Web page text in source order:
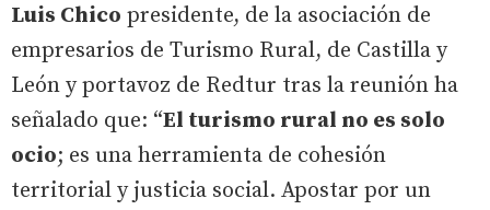
Luis Chico presidente, de la asociación de
empresarios de Turismo Rural, de Castilla y
León y portavoz de Redtur tras la reunión ha
señalado que: “El turismo rural no es solo
ocio; es una herramienta de cohesión
territorial y justicia social. Apostar por un